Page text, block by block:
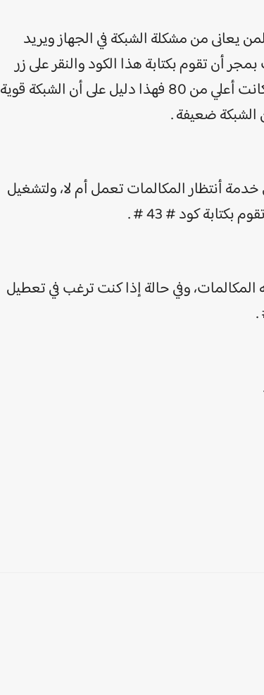
يعانى من مشكلة الشبكة في الجهاز ويريد
أن تقوم بكتابة هذا الكود والنقر على زر
اتصال سوف تظهر لك معلومات عن قوة الشبكة فإذا كانت أعلي من 80 فهذا دليل على أن الشبكة قوية
أنتظار المكالمات تعمل أم لا، ولتشغيل
وفي حالة إذا كنت ترغب في تعطيل